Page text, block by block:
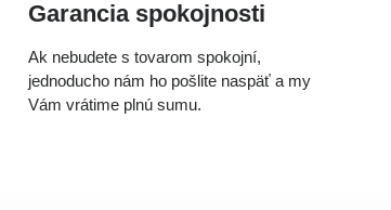
Garancia spokojnosti
Ak nebudete s tovarom spokojní,
jednoducho nám ho pošlite naspäť a my
Vám vrátime plnú sumu.